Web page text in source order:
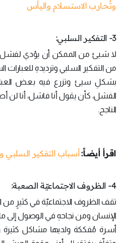
وتُحارب الاستسلام واليأس
3- التفكير السلبي:
لا شيئ من الممكن أن يؤدي لفشل
من التفكير السلبي وترديدهِ للعبارات
بشكلِ سيئ وتزرع فيه بعض
الفشل، كأن يقول أنا فاشل، أنا لن
الناجح.
اقرأ أيضاً: أسباب التفكير
4- الظروف الاجتماعيّة الصعبة:
تقف الظروف الاجتماعيّة في كثيرٍ من
الإنسان ومن نجاحهِ في الوصول إلى
أسرة مُفككة ولديها مشاكل